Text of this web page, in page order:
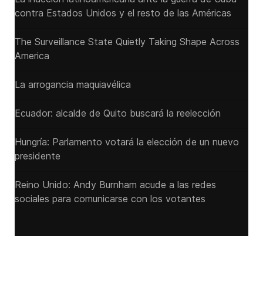
contra Estados Unidos y el resto de las Américas
The Surveillance State Quietly Taking Shape Across
America
La arrogancia maquiavélica
Ecuador: alcalde de Quito buscará la reelección
Hungría: Parlamento votará la elección de un nuevo
presidente
Reino Unido: Andy ‌Burnham acude a las redes
sociales para comunicarse con los votantes